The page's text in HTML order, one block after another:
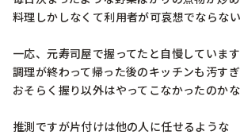
料理しかしなくて利用者が可哀想でならな
一応、元寿司屋で握ってたと自慢していま
調理が終わって帰った後のキッチンも汚す
おそらく握り以外はやってこなかったのか
推測ですが片付けは他の人に任せるような